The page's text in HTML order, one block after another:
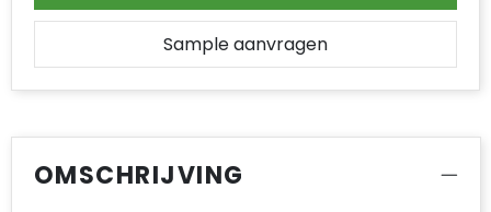
Sample aanvragen
OMSCHRIJVING